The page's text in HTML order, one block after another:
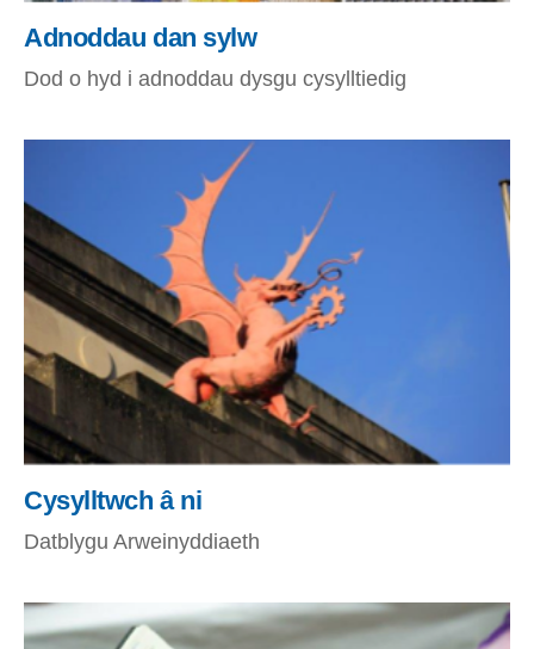
Adnoddau dan sylw
Dod o hyd i adnoddau dysgu cysylltiedig
Cysylltwch â ni
Datblygu Arweinyddiaeth